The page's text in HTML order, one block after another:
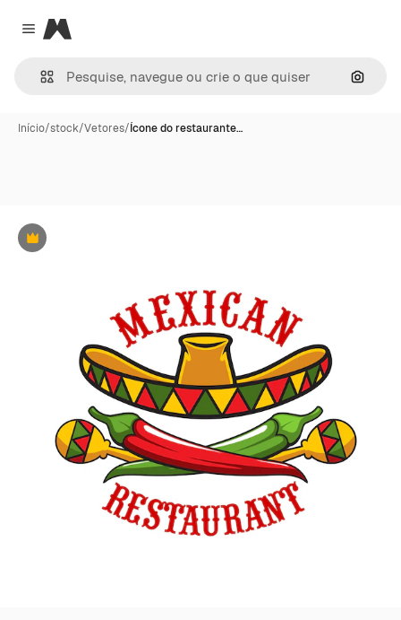
Close menu
Magnific
Início/stock/Vetores/Ícone do restaurante…
Premium